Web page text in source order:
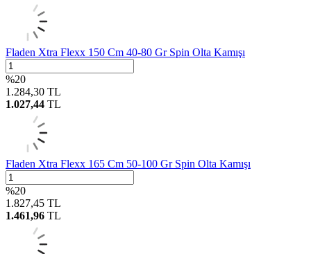
Fladen Xtra Flexx 150 Cm 40-80 Gr Spin Olta Kamışı
%20
1.284,30 TL
1.027,44 TL
Fladen Xtra Flexx 165 Cm 50-100 Gr Spin Olta Kamışı
%20
1.827,45 TL
1.461,96 TL